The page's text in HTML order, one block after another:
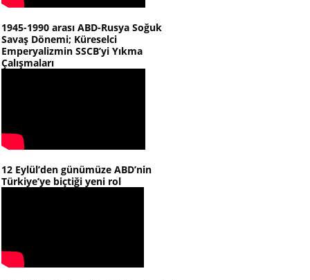
1945-1990 arası ABD-Rusya Soğuk
Savaş Dönemi; Küreselci
Emperyalizmin SSCB’yi Yıkma
Çalışmaları
12 Eylül’den günümüze ABD’nin
Türkiye’ye biçtiği yeni rol